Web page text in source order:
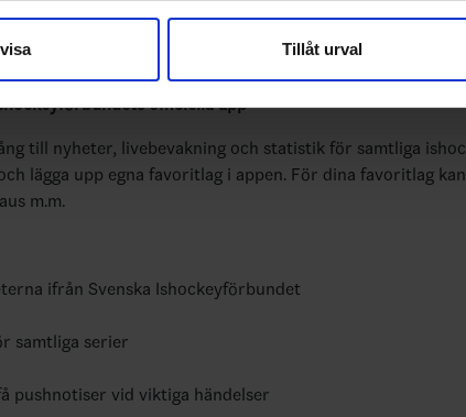
vår trafik. Vi vidarebefordrar även sådana
och annons- och analysföretag som vi samarbetar med.
som du har tillhandahållit eller som de har samlat in när
Tillåt urval
officiella app
till nyheter, livebevakning och statistik för samtliga
lägga upp egna favoritlag i appen. För dina favoritlag
m.m.
ifrån Svenska Ishockeyförbundet
samtliga serier
pushnotiser vid viktiga händelser